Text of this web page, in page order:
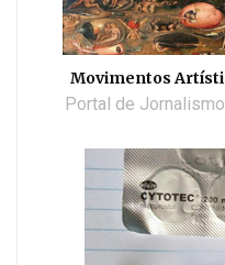
Movimentos
Portal de Jornalismo